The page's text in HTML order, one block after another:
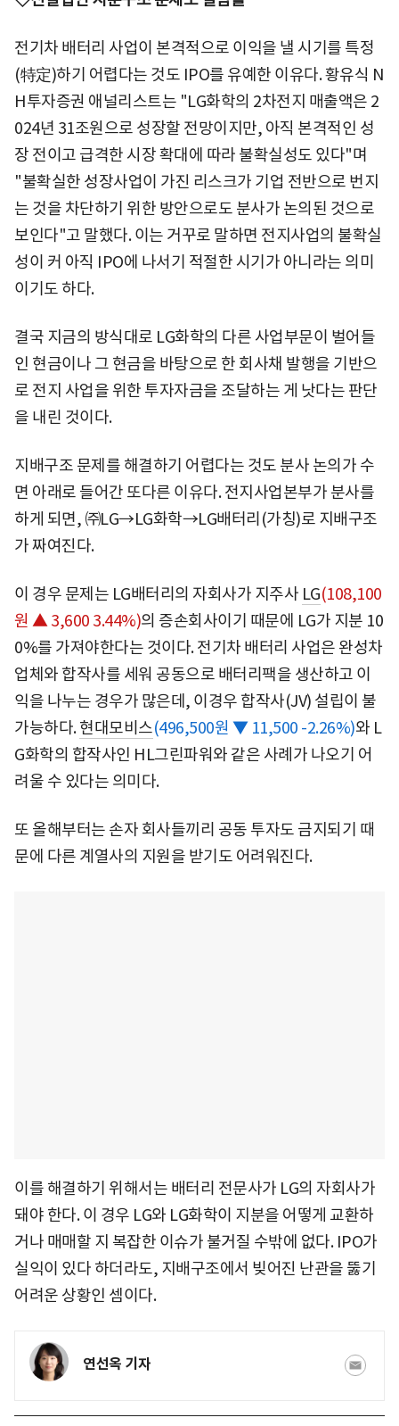
전기차 배터리 사업이 본격적으로 이익을 낼 시기를 특정
(特定)하기 어렵다는 것도 IPO를 유예한 이유다. 황유식 N
H투자증권 애널리스트는 "LG화학의 2차전지 매출액은 2
024년 31조원으로 성장할 전망이지만, 아직 본격적인 성
장 전이고 급격한 시장 확대에 따라 불확실성도 있다"며
"불확실한 성장사업이 가진 리스크가 기업 전반으로 번지
는 것을 차단하기 위한 방안으로도 분사가 논의된 것으로
보인다"고 말했다. 이는 거꾸로 말하면 전지사업의 불확실
성이 커 아직 IPO에 나서기 적절한 시기가 아니라는 의미
이기도 하다.
결국 지금의 방식대로 LG화학의 다른 사업부문이 벌어들
인 현금이나 그 현금을 바탕으로 한 회사채 발행을 기반으
로 전지 사업을 위한 투자자금을 조달하는 게 낫다는 판단
을 내린 것이다.
지배구조 문제를 해결하기 어렵다는 것도 분사 논의가 수
면 아래로 들어간 또다른 이유다. 전지사업본부가 분사를
하게 되면, ㈜LG→LG화학→LG배터리(가칭)로 지배구조
가 짜여진다.
이 경우 문제는 LG배터리의 자회사가 지주사 LG(108,100
원 ▲ 3,600 3.44%)의 증손회사이기 때문에 LG가 지분 10
0%를 가져야한다는 것이다. 전기차 배터리 사업은 완성차
업체와 합작사를 세워 공동으로 배터리팩을 생산하고 이
익을 나누는 경우가 많은데, 이경우 합작사(JV) 설립이 불
가능하다.현대모비스(496,500원 ▼ 11,500 -2.26%)와 L
G화학의 합작사인 HL그린파워와 같은 사례가 나오기 어
려울 수 있다는 의미다.
또 올해부터는 손자 회사들끼리 공동 투자도 금지되기 때
문에 다른 계열사의 지원을 받기도 어려워진다.
이를 해결하기 위해서는 배터리 전문사가 LG의 자회사가
돼야 한다. 이 경우 LG와 LG화학이 지분을 어떻게 교환하
거나 매매할 지 복잡한 이슈가 불거질 수밖에 없다. IPO가
실익이 있다 하더라도, 지배구조에서 빚어진 난관을 뚫기
어려운 상황인 셈이다.
연선옥 기자